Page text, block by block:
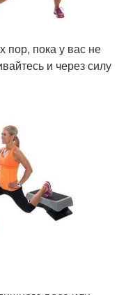
пор, пока у вас не
и через силу